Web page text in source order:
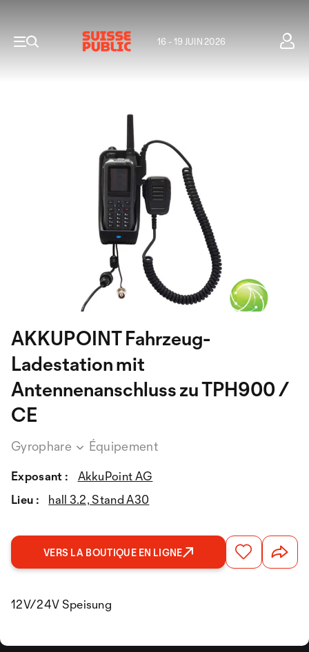
16 - 19 JUIN 2026
AKKUPOINT Fahrzeug-
Ladestation mit
Antennenanschluss zu TPH900 /
CE
Gyrophare Équipement
Exposant :
AkkuPoint AG
Lieu :
hall 3.2, Stand A30
VERS LA BOUTIQUE EN LIGNE
12V/24V Speisung